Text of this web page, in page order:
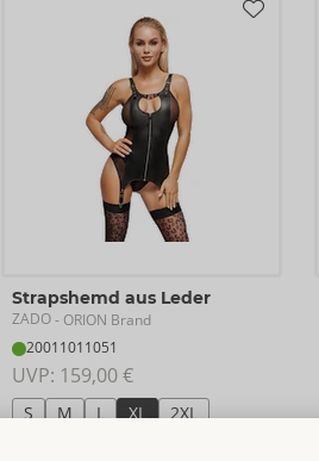
Strapshemd aus Leder
ZADO- ORION Brand
20011011051
UVP: 159,00 €
S M L XL 2XL